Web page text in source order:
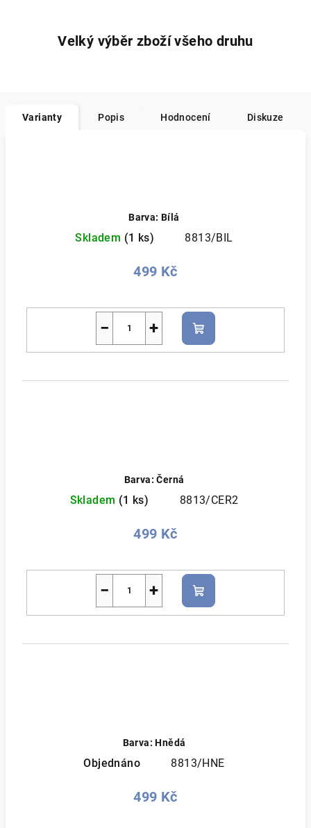
Velký výběr zboží všeho druhu
Varianty Popis Hodnocení Diskuze
Barva: Bílá
Skladem (1 ks) 8813/BIL
499 Kč
+
−
Do
košíku
Barva: Černá
Skladem (1 ks) 8813/CER2
499 Kč
+
−
Do
košíku
Barva: Hnědá
Objednáno 8813/HNE
499 Kč